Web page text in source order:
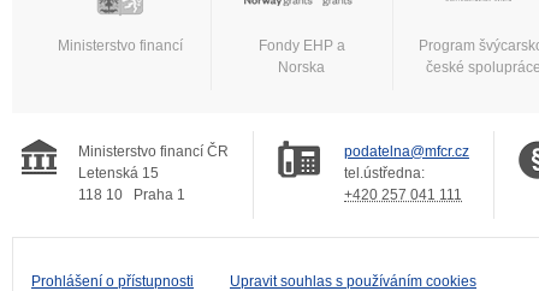
Ministerstvo financí
Fondy EHP a
Norska
Program
české
Ministerstvo financí ČR
Letenská 15
118 10
Praha 1
podatelna@mfcr.cz
tel.ústředna:
+420 257 041 111
Prohlášení o přístupnosti Upravit souhlas s používáním cookies